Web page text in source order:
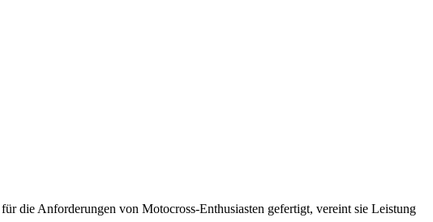
die Anforderungen von Motocross-Enthusiasten gefertigt, vereint sie Leistung